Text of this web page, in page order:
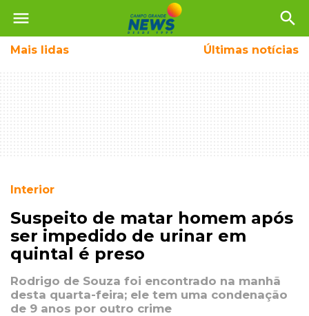
menu search
Mais lidas Últimas notícias
Interior
Suspeito de matar homem após
ser impedido de urinar em
quintal é preso
Rodrigo de Souza foi encontrado na manhã
desta quarta-feira; ele tem uma condenação
de 9 anos por outro crime